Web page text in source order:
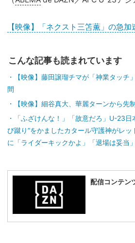
【映像】「ネクスト三笘薫」の急
こんな記事も読まれています
【映像】藤田譲瑠チマが「神業タッチ
間
【映像】細谷真大、華麗ターンから先
「ふざけんな！」「故意だろ」U-23
び蹴り”をかましたカタール守護神がレ
に「ライダーキックかよ」「退場は妥当
配信コンテン